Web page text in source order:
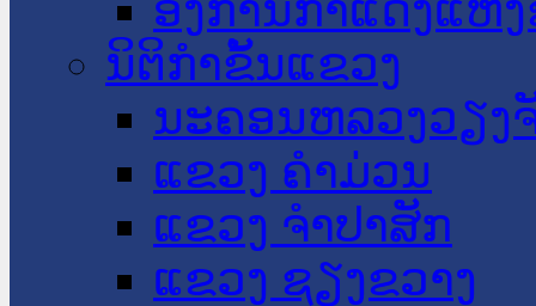
ນິຕິກໍາຂັ້ນແຂວງ
ນະ​ຄອນ​ຫລວງວຽງ
ແຂວງ ຄໍາມ່ວນ
ແຂວງ ຈໍາປາສັກ
ແຂວງ ຊຽງຂວາງ